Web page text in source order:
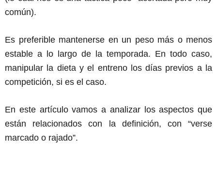
común).
Es preferible mantenerse en un peso más o menos
estable a lo largo de la temporada. En todo caso,
manipular la dieta y el entreno los días previos a la
competición, si es el caso.
En este artículo vamos a analizar los aspectos que
están relacionados con la definición, con “verse
marcado o rajado”.